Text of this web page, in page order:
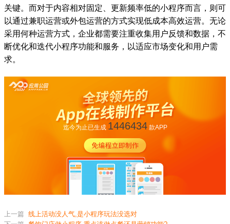
关键。而对于内容相对固定、更新频率低的小程序而言，则可
以通过兼职运营或外包运营的方式实现低成本高效运营。无论
采用何种运营方式，企业都需要注重收集用户反馈和数据，不
断优化和迭代小程序功能和服务，以适应市场变化和用户需
求。
迄今为止已生成 1446434款APP
上一篇 线上活动没人气,是小程序玩法没选对